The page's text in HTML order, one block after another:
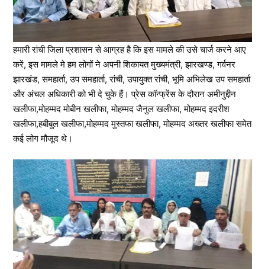
हमारी रांची जिला प्रशासन से आग्रह है कि इस मामले की उसे चार्ज करने आए
करें, इस मामले मे हम लोगों ने अपनी शिकायत मुख्यमंत्री, झारखण्ड, गर्वनर
झारखंड, समहार्ता, उप समहार्ता, रांची, उपायुक्त रांची, भूमि अभिलेख उप समहार्ता
और अंचल अधिकारी को भी दे चुके हैं। प्रेस कॉन्फ्रेंस के दौरान अमीनुद्दीन
खलीफा,मोहम्मद मोबीन खलीफा, मोहम्मद जैनुल खलीफा, मोहम्मद इदरीश
खलीफा,हबीबुल खलीफा,मोहम्मद मुस्तफा खलीफा, मोहम्मद अख्तर खलीफा समेत
कई लोग मौजूद थे।